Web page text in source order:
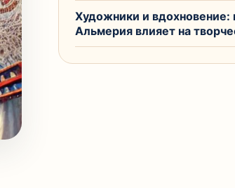
Художники и вдохновение:
Альмерия влияет на